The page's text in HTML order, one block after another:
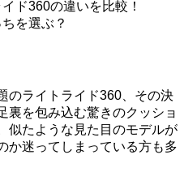
のライトライド360、その決
裏を包み込む驚きのクッショ
似たような見た目のモデルが
か迷ってしまっている方も多